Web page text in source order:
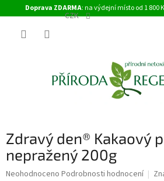
na
Doprava ZDARMA: na výdejní místo od 1 800
CZK
Zdravý den® Kakaový
nepražený 200g
Průměrné
Neohodnoceno Podrobnosti hodnocení